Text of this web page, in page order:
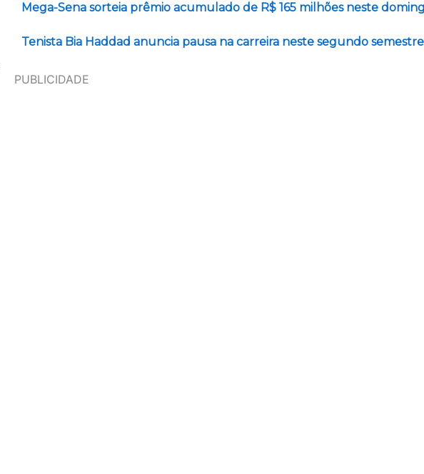
Mega-Sena sorteia prêmio acumulado de R$ 165 milhões neste
Tenista Bia Haddad anuncia pausa na carreira neste segundo semestre
PUBLICIDADE